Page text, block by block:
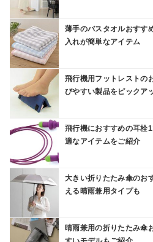
薄手のバスタオルおすす
入れが簡単なアイテム
飛行機用フットレストの
びやすい製品をピックア
飛行機におすすめの耳栓
適なアイテムをご紹介
大きい折りたたみ傘のお
える晴雨兼用タイプも
晴雨兼用の折りたたみ傘